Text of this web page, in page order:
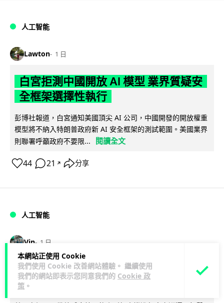
本網站正使用 Cookie
我們使用 Cookie 改善網站體驗。 繼續使用
我們的網站即表示您同意我們的 Cookie 政
策 。
人工智能
Lawton 1 日
白宮拒測中國開放 AI 模型 業界質疑安
全框架選擇性執行
彭博社報道，白宮通知美國頂尖 AI 公司，中國開發的開放權重
模型將不納入特朗普政府新 AI 安全框架的測試範圍。美國業界
則聯署呼籲政府不要限...
閱讀全文
44 21 ↗ 分享
人工智能
Vin 1 日
地盤偷吸煙難逃高空法眼 勞工處出動熱
感無人機 擬加 AI 人臉識別精準執法